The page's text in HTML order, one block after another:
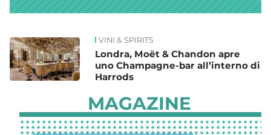
News VINI & SPIRITS
Londra, Moët & Chandon apre
uno Champagne-bar all’interno di
Harrods
MAGAZINE